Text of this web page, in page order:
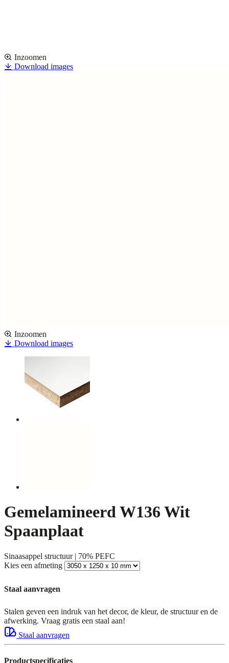
Inzoomen
Download images
Inzoomen
Download images
Gemelamineerd W136 Wit
Spaanplaat
Sinaasappel structuur | 70% PEFC
Kies een afmeting
Staal aanvragen
Stalen geven een indruk van het decor, de kleur, de structuur en de
afwerking. Vraag gratis een staal aan!
Staal aanvragen
Productspecificaties